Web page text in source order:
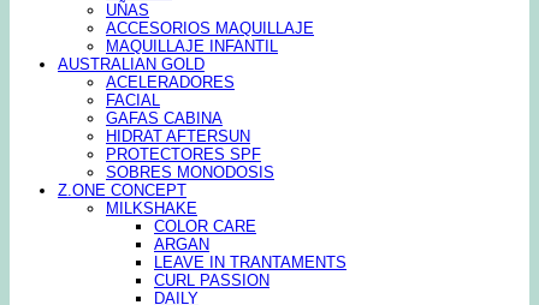
UÑAS
ACCESORIOS MAQUILLAJE
MAQUILLAJE INFANTIL
AUSTRALIAN GOLD
ACELERADORES
FACIAL
GAFAS CABINA
HIDRAT AFTERSUN
PROTECTORES SPF
SOBRES MONODOSIS
Z.ONE CONCEPT
MILKSHAKE
COLOR CARE
ARGAN
LEAVE IN TRANTAMENTS
CURL PASSION
DAILY